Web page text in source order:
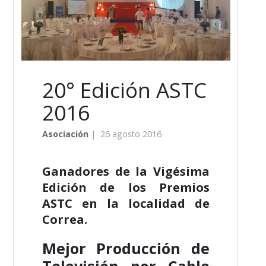
20° Edición ASTC
2016
Asociación| 26 agosto 2016
Ganadores de la Vigésima
Edición de los Premios
ASTC en la localidad de
Correa.
Mejor Producción de